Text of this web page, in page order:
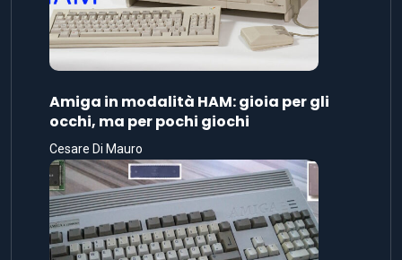
Amiga in modalità HAM: gioia per gli
occhi, ma per pochi giochi
Cesare Di Mauro